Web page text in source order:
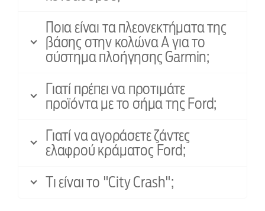
Ποια είναι τα πλεονεκτήματα της
βάσης στην κολώνα A για το
σύστημα πλοήγησης Garmin;
Γιατί πρέπει να προτιμάτε
προϊόντα με το σήμα της Ford;
Γιατί να αγοράσετε ζάντες
ελαφρού κράματος Ford;
Τι είναι το "City Crash";